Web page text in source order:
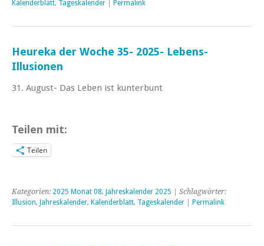
Kalenderblatt, Tageskalender Permalink
Heureka der Woche 35- 2025- Lebens-
Illusionen
31. August- Das Leben ist kunterbunt
Teilen mit:
Teilen
Kategorien: 2025 Monat 08, Jahreskalender 2025 | Schlagwörter:
Illusion, Jahreskalender, Kalenderblatt, Tageskalender Permalink